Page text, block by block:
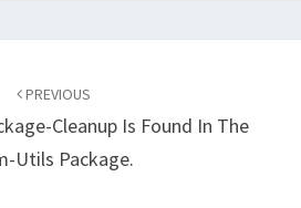
PREVIOUS
Cleanup Is Found In The
Utils Package.